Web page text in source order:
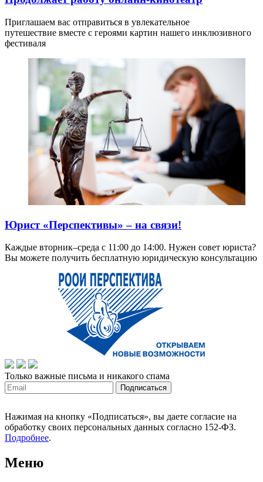
Приглашаем вас отправиться в увлекательное
путешествие вместе с героями картин нашего инклюзивного
фестиваля
Юрист «Перспективы» – на связи!
Каждые вторник–среда с 11:00 до 14:00. Нужен совет юриста?
Вы можете получить бесплатную юридическую консультацию
Только важные письма и никакого спама
Нажимая на кнопку «Подписаться», вы даете согласие на
обработку своих персональных данных согласно 152-ФЗ.
Подробнее.
Меню